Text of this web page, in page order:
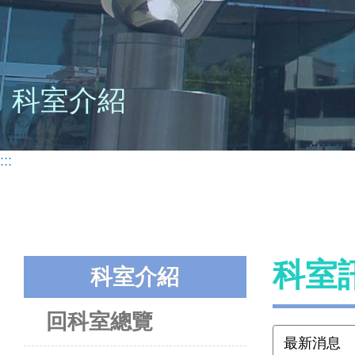
科室介紹
:::
科室介紹
回科室總覽
科室